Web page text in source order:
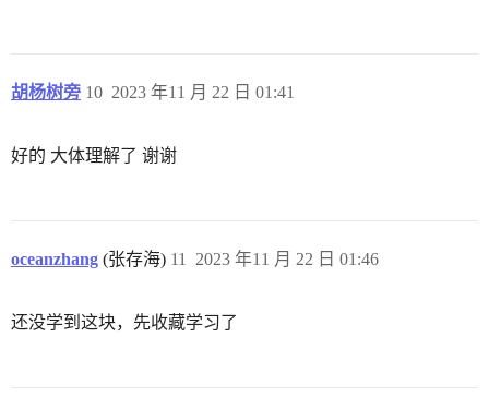
胡杨树旁 2023 年11 月 22 日 01:41
10
好的 大体理解了 谢谢
oceanzhang (张存海) 2023 年11 月 22 日 01:46
11
还没学到这块，先收藏学习了